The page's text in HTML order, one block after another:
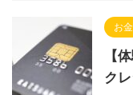
お金
【
ク